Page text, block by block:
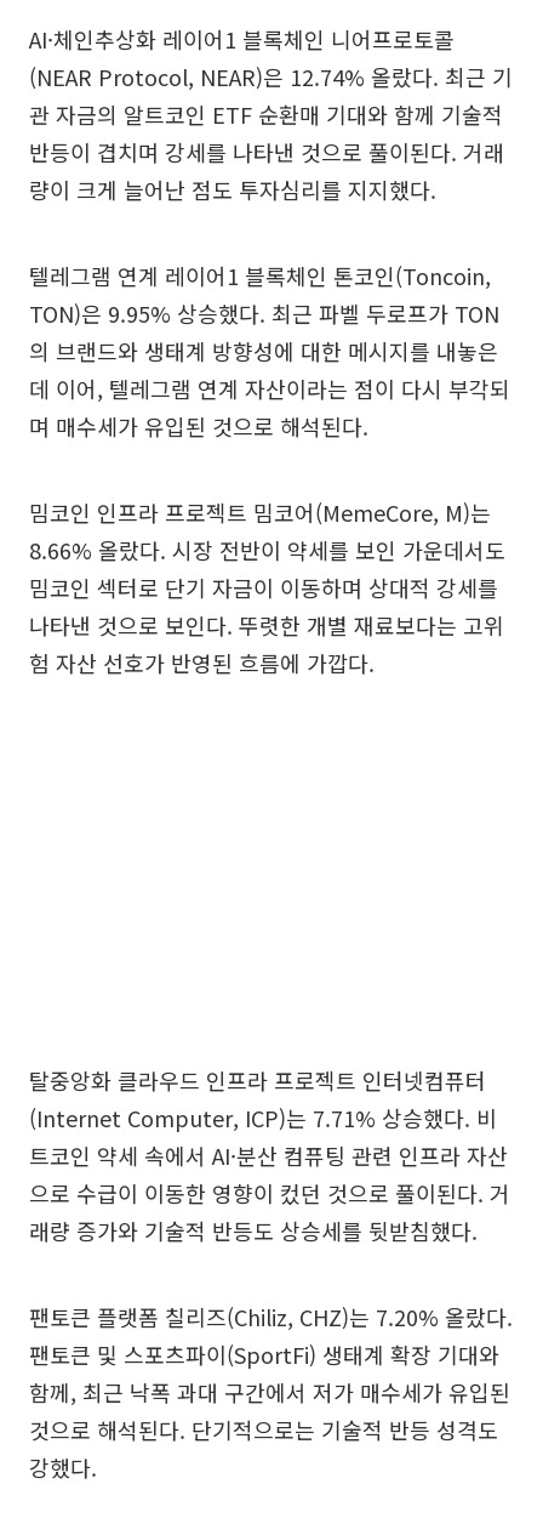
AI·체인추상화 레이어1 블록체인 니어프로토콜
(NEAR Protocol, NEAR)은 12.74% 올랐다. 최근 기
관 자금의 알트코인 ETF 순환매 기대와 함께 기술적
반등이 겹치며 강세를 나타낸 것으로 풀이된다. 거래
량이 크게 늘어난 점도 투자심리를 지지했다.
텔레그램 연계 레이어1 블록체인 톤코인(Toncoin,
TON)은 9.95% 상승했다. 최근 파벨 두로프가 TON
의 브랜드와 생태계 방향성에 대한 메시지를 내놓은
데 이어, 텔레그램 연계 자산이라는 점이 다시 부각되
며 매수세가 유입된 것으로 해석된다.
밈코인 인프라 프로젝트 밈코어(MemeCore, M)는
8.66% 올랐다. 시장 전반이 약세를 보인 가운데서도
밈코인 섹터로 단기 자금이 이동하며 상대적 강세를
나타낸 것으로 보인다. 뚜렷한 개별 재료보다는 고위
험 자산 선호가 반영된 흐름에 가깝다.
탈중앙화 클라우드 인프라 프로젝트 인터넷컴퓨터
(Internet Computer, ICP)는 7.71% 상승했다. 비
트코인 약세 속에서 AI·분산 컴퓨팅 관련 인프라 자산
으로 수급이 이동한 영향이 컸던 것으로 풀이된다. 거
래량 증가와 기술적 반등도 상승세를 뒷받침했다.
팬토큰 플랫폼 칠리즈(Chiliz, CHZ)는 7.20% 올랐다.
팬토큰 및 스포츠파이(SportFi) 생태계 확장 기대와
함께, 최근 낙폭 과대 구간에서 저가 매수세가 유입된
것으로 해석된다. 단기적으로는 기술적 반등 성격도
강했다.